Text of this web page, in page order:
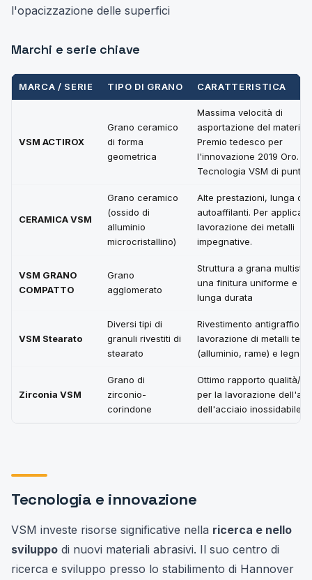
l'opacizzazione delle superfici
Marchi e serie chiave
MARCA / SERIE TIPO DI GRANO CARATTERISTICA
VSM ACTIROX
Grano ceramico
di forma
geometrica
Massima velocità di
asportazione del
Premio tedesco per
l'innovazione 2019 Oro.
Tecnologia VSM di punta
CERAMICA VSM
Grano ceramico
(ossido di
alluminio
microcristallino)
Alte prestazioni, lunga
autoaffilanti. Per
lavorazione dei metalli
impegnative.
VSM GRANO
COMPATTO
Grano
agglomerato
Struttura a grana
una finitura uniforme e
lunga durata
VSM Stearato
Diversi tipi di
granuli rivestiti di
stearato
Rivestimento antigraffio
lavorazione di metalli
(alluminio, rame) e legno
Zirconia VSM
Grano di
zirconio-
corindone
Ottimo rapporto qualità/
per la lavorazione
dell'acciaio inossidabile
Tecnologia e innovazione
VSM investe risorse significative nella ricerca e nello
sviluppo di nuovi materiali abrasivi. Il suo centro di
ricerca e sviluppo presso lo stabilimento di Hannover